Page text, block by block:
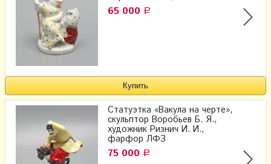
65 000 Р
Статуэтка «Вакула на черте»,
скульптор Воробьев Б. Я.,
художник Ризнич И. И.,
фарфор ЛФЗ
75 000 Р